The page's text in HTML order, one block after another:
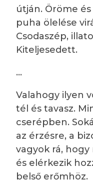
útján. Öröme
puha ölelése
Csodaszép,
Kiteljesedett.
…
Valahogy ilyen
tél és tavasz.
cserépben.
az érzésre, a
vagyok rá,
és elérkezik
belső erőmhöz.